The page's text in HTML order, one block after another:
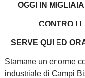
OGGI IN
CONTRO I
SERVE QUI ED
Stamane un enorme
industriale di Campi